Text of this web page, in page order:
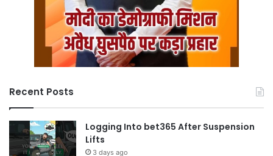
Recent Posts
Logging Into bet365 After Suspension
Lifts
3 days ago